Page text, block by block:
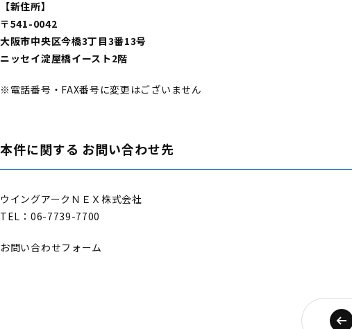
【新住所】
〒541-0042
大阪市中央区今橋3丁目3番13号
ニッセイ淀屋橋イースト2階
※電話番号・FAX番号に変更はございません
本件に関する お問い合わせ先
ウイングアークＮＥＸ株式会社
TEL：06-7739-7700
お問い合わせフォーム